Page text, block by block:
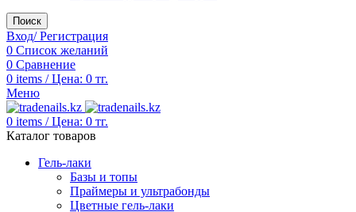
Поиск
Вход/ Регистрация
0 Список желаний
0 Сравнение
0 items / Цена: 0 тг.
Меню
0 items / Цена: 0 тг.
Каталог товаров
Гель-лаки
Базы и топы
Праймеры и ультрабонды
Цветные гель-лаки